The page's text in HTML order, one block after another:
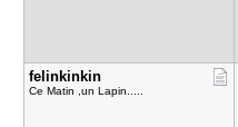
felinkinki​n
Ce Matin ,un Lapin.....